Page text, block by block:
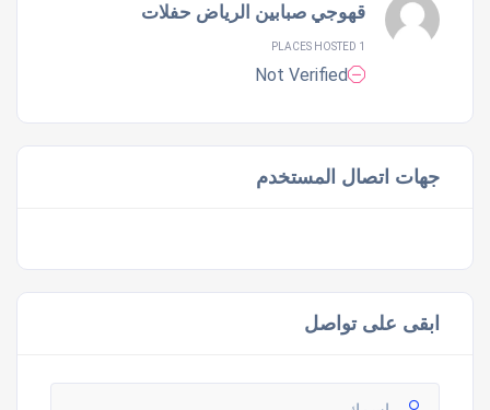
قهوجي صبابين الرياض حفلات
1 PLACES HOSTED
Not Verified
جهات اتصال المستخدم
ابقى على تواصل